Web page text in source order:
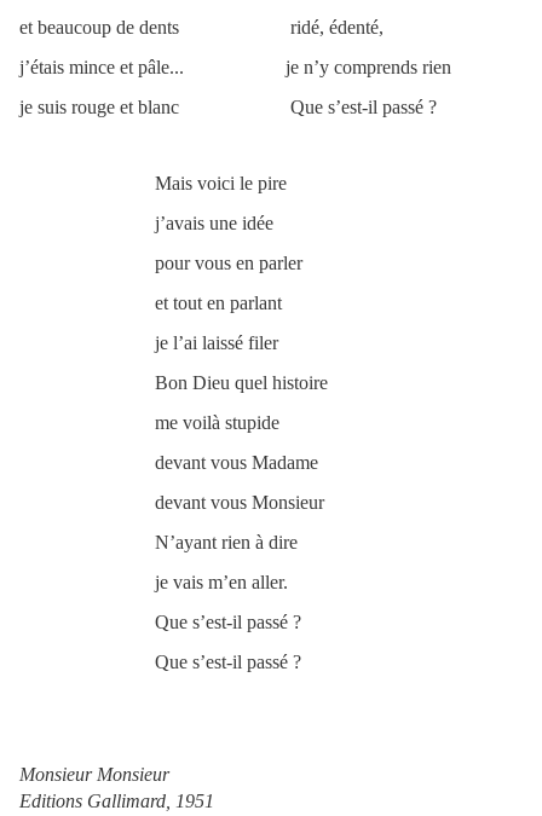
et beaucoup de dents ridé, édenté,
j’étais mince et pâle... je n’y comprends rien
je suis rouge et blanc Que s’est-il passé ?
Mais voici le pire
j’avais une idée
pour vous en parler
et tout en parlant
je l’ai laissé filer
Bon Dieu quel histoire
me voilà stupide
devant vous Madame
devant vous Monsieur
N’ayant rien à dire
je vais m’en aller.
Que s’est-il passé ?
Que s’est-il passé ?
Monsieur Monsieur
Editions Gallimard, 1951